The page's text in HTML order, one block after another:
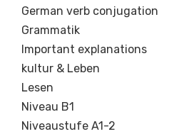
German verb conjugation
Grammatik
Important explanations
kultur & Leben
Lesen
Niveau B1
Niveaustufe A1-2